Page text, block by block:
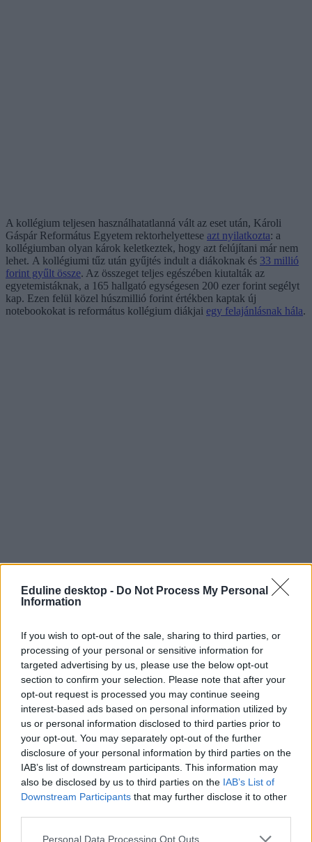
Eduline desktop - Do Not Process My Personal
Information
If you wish to opt-out of the sale, sharing to third parties, or
processing of your personal or sensitive information for
targeted advertising by us, please use the below opt-out
section to confirm your selection. Please note that after your
opt-out request is processed you may continue seeing
interest-based ads based on personal information utilized by
us or personal information disclosed to third parties prior to
your opt-out. You may separately opt-out of the further
disclosure of your personal information by third parties on the
IAB’s list of downstream participants. This information may
also be disclosed by us to third parties on the IAB’s List of
Downstream Participants that may further disclose it to other
Personal Data Processing Opt Outs
A kollégium teljesen használhatatlanná vált az eset után, Károli
Gáspár Református Egyetem rektorhelyettese azt nyilatkozta: a
kollégiumban olyan károk keletkeztek, hogy azt felújítani már nem
lehet. A kollégiumi tűz után gyűjtés indult a diákoknak és 33 millió
forint gyűlt össze. Az összeget teljes egészében kiutalták az
egyetemistáknak, a 165 hallgató egységesen 200 ezer forint segélyt
kap. Ezen felül közel húszmillió forint értékben kaptak új
notebookokat is református kollégium diákjai egy felajánlásnak hála.
Tetszett a cikk? Kövess minket a Facebookon is, és nem fogsz
lemaradni a fontos hírekről!